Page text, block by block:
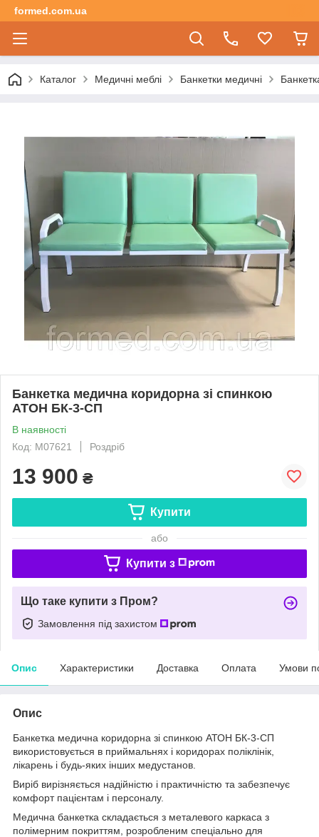
formed.com.ua
Каталог Медичні меблі Банкетки медичні
Банкетка медична коридорна зі спинкою
АТОН БК-3-СП
В наявності
Код: M07621
Роздріб
13 900 ₴
Купити
або
Купити з
Що таке купити з Пром?
Замовлення під захистом
Опис Характеристики Доставка Оплата Умови
Опис
Банкетка медична коридорна зі спинкою АТОН БК-3-СП
використовується в приймальнях і коридорах поліклінік,
лікарень і будь-яких інших медустанов.
Виріб вирізняється надійністю і практичністю та забезпечує
комфорт пацієнтам і персоналу.
Медична банкетка складається з металевого каркаса з
полімерним покриттям, розробленим спеціально для